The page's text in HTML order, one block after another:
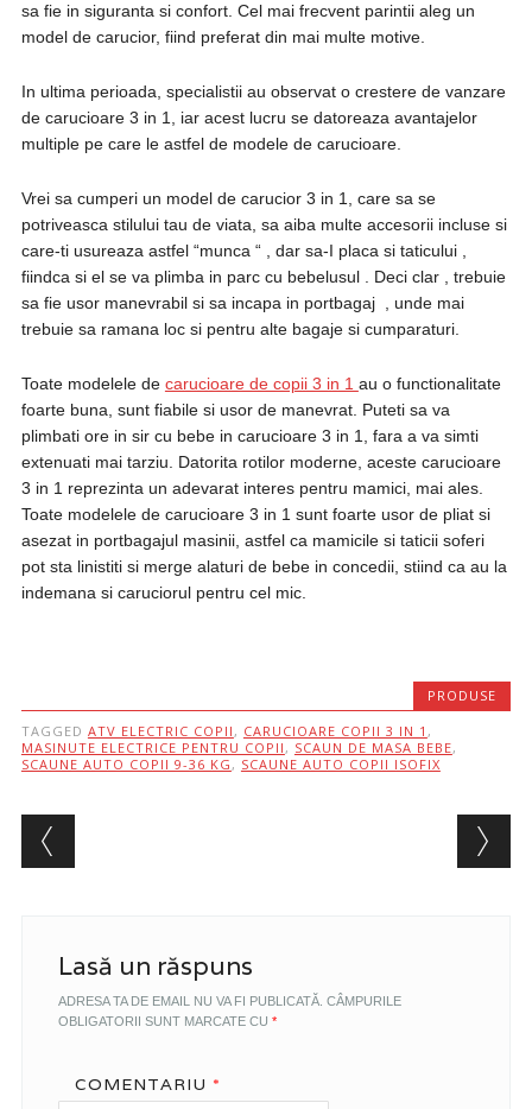
sa fie in siguranta si confort. Cel mai frecvent parintii aleg un
model de carucior, fiind preferat din mai multe motive.
In ultima perioada, specialistii au observat o crestere de vanzare
de carucioare 3 in 1, iar acest lucru se datoreaza avantajelor
multiple pe care le astfel de modele de carucioare.
Vrei sa cumperi un model de carucior 3 in 1, care sa se
potriveasca stilului tau de viata, sa aiba multe accesorii incluse si
care-ti usureaza astfel “munca “ , dar sa-I placa si taticului ,
fiindca si el se va plimba in parc cu bebelusul . Deci clar , trebuie
sa fie usor manevrabil si sa incapa in portbagaj , unde mai
trebuie sa ramana loc si pentru alte bagaje si cumparaturi.
Toate modelele de carucioare de copii 3 in 1 au o functionalitate
foarte buna, sunt fiabile si usor de manevrat. Puteti sa va
plimbati ore in sir cu bebe in carucioare 3 in 1, fara a va simti
extenuati mai tarziu. Datorita rotilor moderne, aceste carucioare
3 in 1 reprezinta un adevarat interes pentru mamici, mai ales.
Toate modelele de carucioare 3 in 1 sunt foarte usor de pliat si
asezat in portbagajul masinii, astfel ca mamicile si taticii soferi
pot sta linistiti si merge alaturi de bebe in concedii, stiind ca au la
indemana si caruciorul pentru cel mic.
PRODUSE
TAGGED ATV ELECTRIC COPII , CARUCIOARE COPII 3 IN 1 ,
MASINUTE ELECTRICE PENTRU COPII , SCAUN DE MASA BEBE,
SCAUNE AUTO COPII 9-36 KG , SCAUNE AUTO COPII ISOFIX
Post navigation
Lasă un răspuns
ADRESA TA DE EMAIL NU VA FI PUBLICATĂ. CÂMPURILE
OBLIGATORII SUNT MARCATE CU *
COMENTARIU *